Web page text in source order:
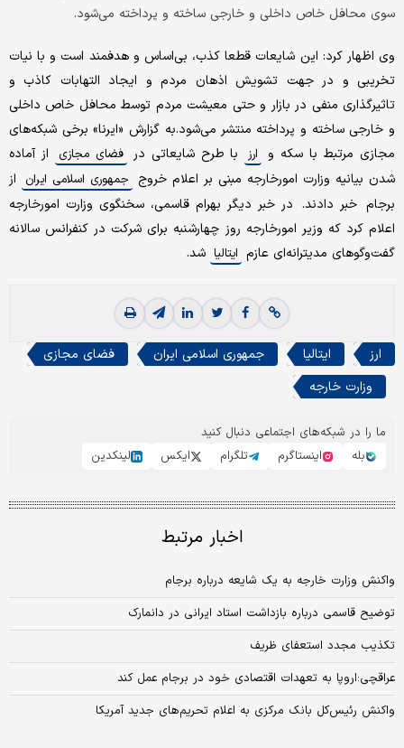
سوی محافل خاص داخلی و خارجی ساخته و پرداخته می‌شود.
وی اظهار کرد: این شایعات قطعا کذب، بی‌اساس و هدفمند است و با نیات
تخریبی و در جهت تشویش اذهان مردم و ایجاد التهابات کاذب و
تاثیر‌گذاری منفی در بازار و حتی معیشت مردم توسط محافل خاص داخلی
و خارجی ساخته و پرداخته منتشر می‌شود.به گزارش «ایرنا» برخی شبکه‌های
مجازی مرتبط با سکه و
ارز با طرح شایعاتی در فضای مجازی
از آماده
شدن بیانیه وزارت امورخارجه مبنی بر اعلام خروج جمهوری اسلامی ایران از
برجام خبر دادند. در خبر دیگر بهرام قاسمی، سخنگوی وزارت امورخارجه
اعلام کرد که وزیر امورخارجه روز چهارشنبه برای شرکت در کنفرانس سالانه
گفت‌وگوهای مدیترانه‌ای عازم ایتالیا شد.
ارز ایتالیا جمهوری اسلامی ایران
فضای مجازی
وزارت خارجه
ما را در شبکه‌های اجتماعی دنبال کنید
بله
اینستاگرم تلگرام ایکس لینکدین
اخبار مرتبط
واکنش وزارت خارجه به یک شایعه درباره برجام
توضیح قاسمی درباره بازداشت استاد ایرانی در دانمارک
تکذیب مجدد استعفای ظریف
عراقچی:اروپا به تعهدات اقتصادی خود در برجام عمل کند
واکنش رئیس‌کل بانک مرکزی به اعلام تحریم‌های جدید آمریکا